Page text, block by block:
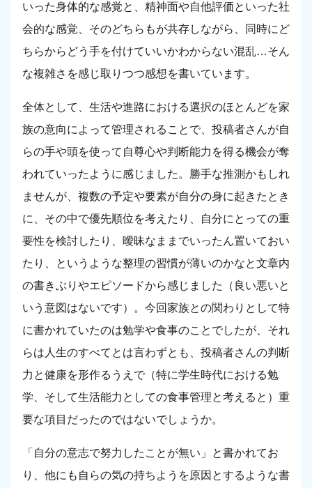
いった身体的な感覚と、精神面や自他評価といった社
会的な感覚、そのどちらもが共存しながら、同時にど
ちらからどう手を付けていいかわからない混乱…そん
な複雑さを感じ取りつつ感想を書いています。
全体として、生活や進路における選択のほとんどを家
族の意向によって管理されることで、投稿者さんが自
らの手や頭を使って自尊心や判断能力を得る機会が奪
われていったように感じました。勝手な推測かもしれ
ませんが、複数の予定や要素が自分の身に起きたとき
に、その中で優先順位を考えたり、自分にとっての重
要性を検討したり、曖昧なままでいったん置いておい
たり、というような整理の習慣が薄いのかなと文章内
の書きぶりやエピソードから感じました（良い悪いと
いう意図はないです）。今回家族との関わりとして特
に書かれていたのは勉学や食事のことでしたが、それ
らは人生のすべてとは言わずとも、投稿者さんの判断
力と健康を形作るうえで（特に学生時代における勉
学、そして生活能力としての食事管理と考えると）重
要な項目だったのではないでしょうか。
「自分の意志で努力したことが無い」と書かれてお
り、他にも自らの気の持ちようを原因とするような書